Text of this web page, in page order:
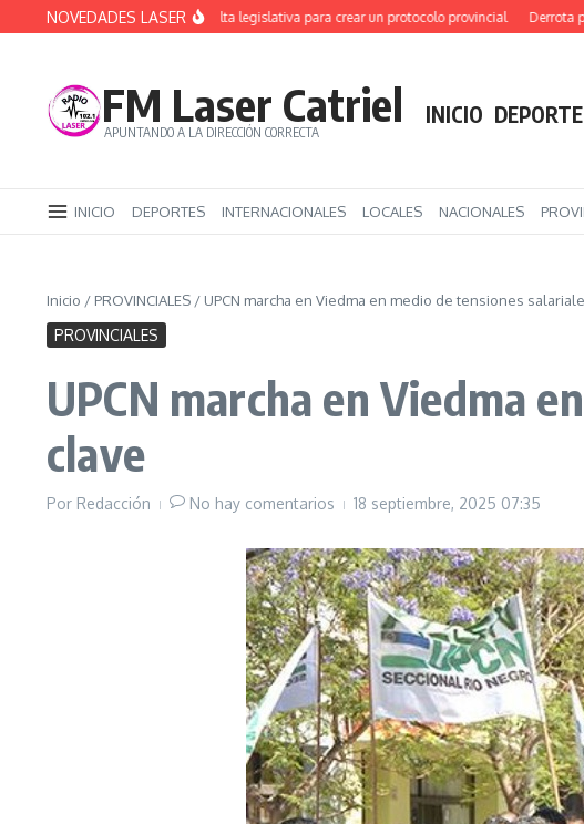
Saltar al contenido
NOVEDADES LASER
Alerta Sofía: primera vuelta legislativa para crear un protocolo provincial Derrota
FM Laser Catriel
APUNTANDO A LA DIRECCIÓN CORRECTA
INICIO
INICIO DEPORTES INTERNACIONALES LOCALES NACIONALES
Inicio / PROVINCIALES / UPCN marcha en Viedma en medio de tensiones
PROVINCIALES
UPCN marcha en Viedma
clave
Por Redacción No hay comentarios 18 septiembre, 2025 07:35